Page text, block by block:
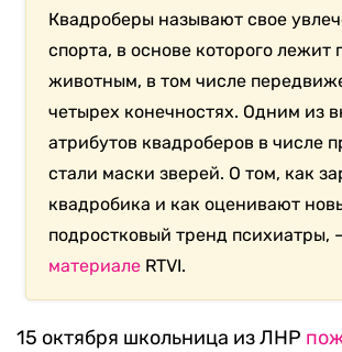
Квадроберы называют свое
спорта, в основе которого
животным, в том числе
четырех конечностях. Одним из
атрибутов квадроберов в числе
стали маски зверей. О том, как
квадробика и как оценивают
подростковый тренд психиатры,
материале RTVI.
15 октября школьница из ЛНР